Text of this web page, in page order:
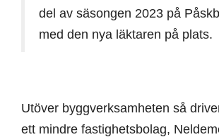
del av säsongen 2023 på
med den nya läktaren på plats.
Utöver byggverksamheten så
ett mindre fastighetsbolag,